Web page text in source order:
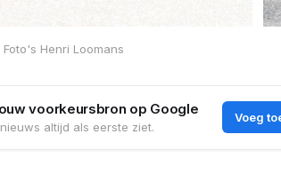
Foto's Henri Loomans
voorkeursbron op Google
altijd als eerste ziet.
Voeg